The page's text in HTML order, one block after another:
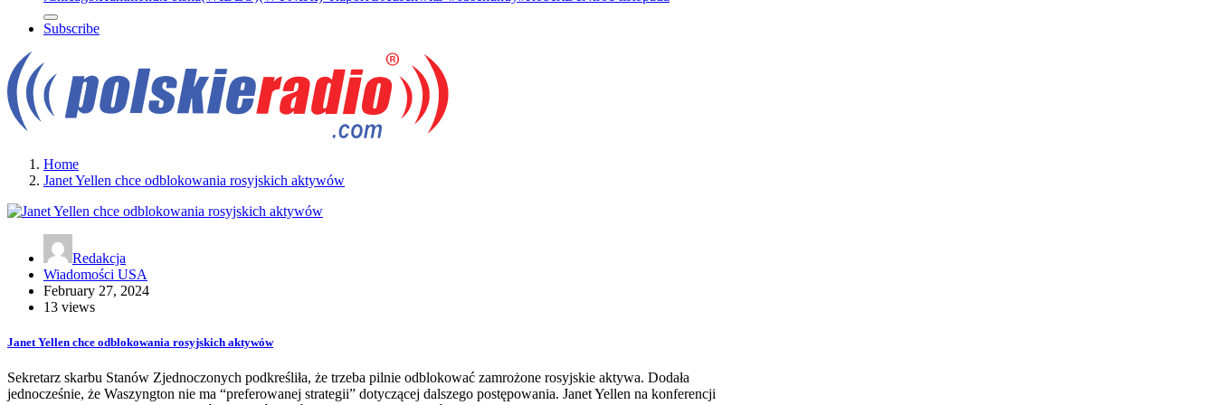
Subscribe
Home
Janet Yellen chce odblokowania rosyjskich aktywów
Redakcja
Wiadomości USA
February 27, 2024
13 views
Janet Yellen chce odblokowania rosyjskich aktywów
Sekretarz skarbu Stanów Zjednoczonych podkreśliła, że trzeba pilnie odblokować zamrożone rosyjskie aktywa. Dodała
jednocześnie, że Waszyngton nie ma “preferowanej strategii” dotyczącej dalszego postępowania. Janet Yellen na konferencji